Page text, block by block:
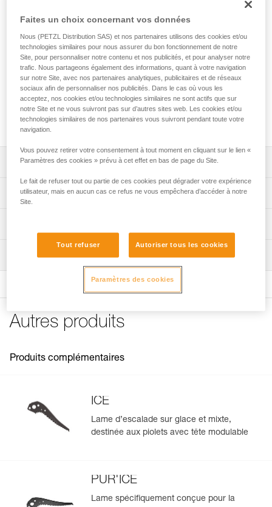
glace
La pochette OCTO est conçue pour ranger, protéger et
transporter les broches à glace. Elle dispose de huit
compartiments pour un set complet jusqu'à douze broches
et d'une poche en filet pour les accessoires (lime, lame de
rechange...). Grâce à son ouverture par pliage, l'accès au
matériel est simplifié. Pratique, la pochette peut être
suspendue pour laisser sécher le matériel, sans le sortir.
Descriptif
Protection des broches à glace pendant le transport :
- grande capacité de rangement permettant de stocker
et jusqu'à 18 mm de diamètre,
- patte de maintien pour retenir les broches,
- protection du matériel et du sac à dos.
Organisation du matériel :
- stockage d'un set complet de broches à glace,
rechange...,
- pliage portefeuille pour accéder facilement au matériel,
- légère, seulement 160 g.
- pochette pouvant être suspendue pour un séchage
efficace et pratique, sans sortir le matériel.
Spécifications techniques
Matière(s): polyester et TPU
Spécifications référence(s)
Référence : U010AA00
Garantie : 3 ans
Voir tous les contenus techniques
Inspection
Autres produits
Produits complémentaires
ICE
Lame d’escalade sur glace et mixte,
destinée aux piolets avec tête modulable
PUR'ICE
Lame spécifiquement conçue pour la
Faites un choix concernant vos données
Nous (PETZL Distribution SAS) et nos partenaires utilisons des cookies et/ou
technologies similaires pour nous assurer du bon fonctionnement de notre
Site, pour personnaliser notre contenu et nos publicités, et pour analyser notre
trafic. Nous partageons également des informations, quant à votre navigation
sur notre Site, avec nos partenaires analytiques, publicitaires et de réseaux
sociaux afin de personnaliser nos publicités. Dans le cas où vous les
acceptez, nos cookies et/ou technologies similaires ne sont actifs que sur
notre Site et ne vous suivront pas sur d’autres sites web. Les cookies et/ou
technologies similaires de nos partenaires vous suivront pendant toute votre
navigation.
Vous pouvez retirer votre consentement à tout moment en cliquant sur le lien «
Paramètres des cookies » prévu à cet effet en bas de page du Site.
Le fait de refuser tout ou partie de ces cookies peut dégrader votre expérience
utilisateur, mais en aucun cas ce refus ne vous empêchera d’accéder à notre
Site.
Tout refuser Autoriser tous les cookies
Paramètres des cookies